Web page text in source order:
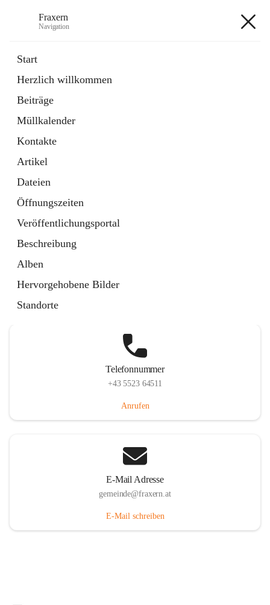
Fraxern
Navigation
Start
Herzlich willkommen
Beiträge
Müllkalender
Kontakte
Artikel
Dateien
Öffnungszeiten
Veröffentlichungsportal
Beschreibung
Alben
Hervorgehobene Bilder
Standorte
Ordner
in
Tab
Formulare
Artikel
öffnet
in
neuem
Tab
Telefonnummer
+43 5523 64511
Anrufen
E-Mail Adresse
gemeinde@fraxern.at
E-Mail schreiben